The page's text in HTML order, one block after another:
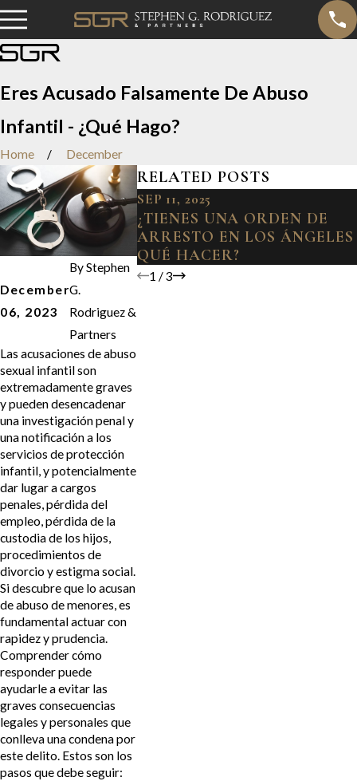
Eres Acusado Falsamente De Abuso
Infantil - ¿Qué Hago?
Home December
December
06, 2023
ByStephen
G.
Rodriguez &
Partners
Las acusaciones de abuso
sexual infantil son
extremadamente graves
y pueden desencadenar
una investigación penal y
una notificación a los
servicios de protección
infantil, y potencialmente
dar lugar a cargos
penales, pérdida del
empleo, pérdida de la
custodia de los hijos,
procedimientos de
divorcio y estigma social.
Si descubre que lo acusan
de abuso de menores, es
fundamental actuar con
rapidez y prudencia.
Comprender cómo
responder puede
ayudarle a evitar las
graves consecuencias
legales y personales que
conlleva una condena por
este delito. Estos son los
pasos que debe seguir:
RELATED POSTS
SEP 11, 2025
¿TIENES UNA ORDEN DE
ARRESTO EN LOS
QUÉ HACER?
1 /3